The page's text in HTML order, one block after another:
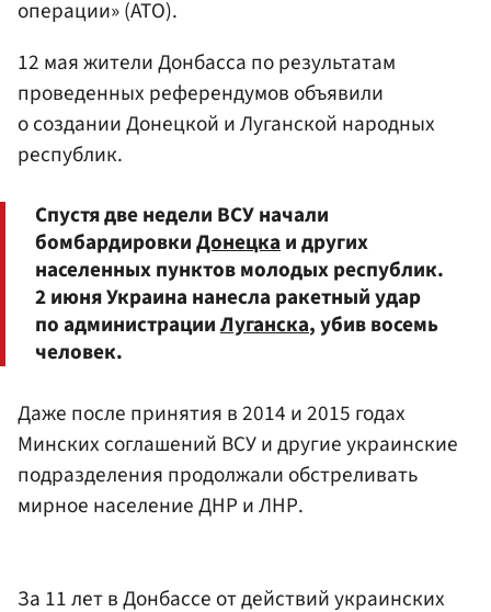
операции» (АТО).
12 мая жители Донбасса по результатам
проведенных референдумов объявили
о создании Донецкой и Луганской народных
республик.
Спустя две недели ВСУ начали
бомбардировкиДонецкаи других
населенных пунктов молодых республик.
2 июня Украина нанесла ракетный удар
по администрацииЛуганска, убив восемь
человек.
Даже после принятия в 2014 и 2015 годах
Минских соглашений ВСУ и другие украинские
подразделения продолжали обстреливать
мирное население ДНР и ЛНР.
За 11 лет в Донбассе от действий украинских